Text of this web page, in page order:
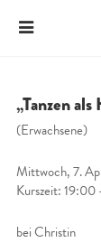
„Tanzen
(Erwachsene)
Mittwoch, 7.
Kurszeit:
bei Christin